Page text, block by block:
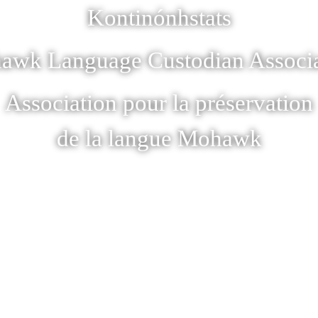
Kontinónhstats
Language Custodian
Association pour la préservation
de la langue Mohawk